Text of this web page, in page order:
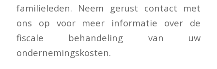
familieleden. Neem gerust contact met
ons op voor meer informatie over de
fiscale behandeling van uw
ondernemingskosten.